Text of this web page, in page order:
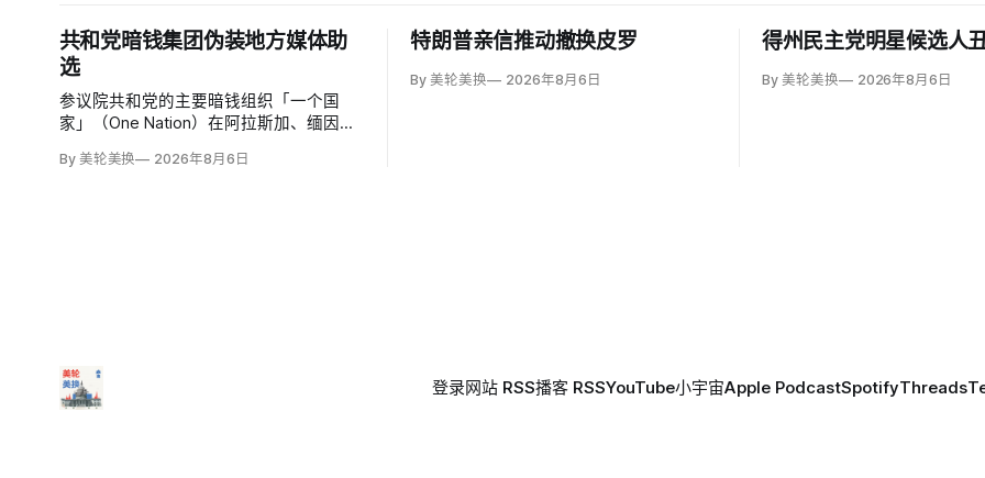
共和党暗钱集团伪装地方媒体助
选
参议院共和党的主要暗钱组织「一个国
家」（One Nation）在阿拉斯加、缅因、
立至少6个自称独立地方媒体的网站，并
By 美轮美换 2026年8月6日
特朗普亲信推动撤换皮罗
By 美轮美换 2026年8月6日
得州民主党明星候选人
By 美轮美换 2026年8月6日
登录网站 RSS播客 RSSYouTube小宇宙Apple PodcastSpotifyThreads